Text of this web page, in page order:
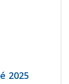
2025